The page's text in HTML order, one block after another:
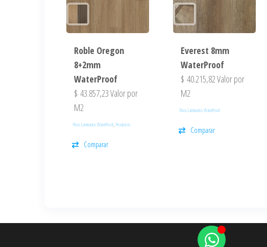
Roble Oregon
8+2mm
WaterProof
$ 43.857,23Valor por
M2
Pisos Laminados WaterProof, Productos
Comparar
Everest 8mm
WaterProof
$ 40.215,82Valor por
M2
Pisos Laminados WaterProof
Comparar